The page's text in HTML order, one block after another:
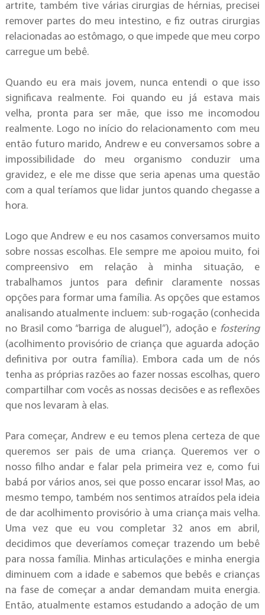
artrite, também tive várias cirurgias de hérnias, precisei
remover partes do meu intestino, e fiz outras cirurgias
relacionadas ao estômago, o que impede que meu corpo
carregue um bebê.
Quando eu era mais jovem, nunca entendi o que isso
significava realmente. Foi quando eu já estava mais
velha, pronta para ser mãe, que isso me incomodou
realmente. Logo no início do relacionamento com meu
então futuro marido, Andrew e eu conversamos sobre a
impossibilidade do meu organismo conduzir uma
gravidez, e ele me disse que seria apenas uma questão
com a qual teríamos que lidar juntos quando chegasse a
hora.
Logo que Andrew e eu nos casamos conversamos muito
sobre nossas escolhas. Ele sempre me apoiou muito, foi
compreensivo em relação à minha situação, e
trabalhamos juntos para definir claramente nossas
opções para formar uma família. As opções que estamos
analisando atualmente incluem: sub-rogação (conhecida
no Brasil como “barriga de aluguel”), adoção e fostering
(acolhimento provisório de criança que aguarda adoção
definitiva por outra família). Embora cada um de nós
tenha as próprias razões ao fazer nossas escolhas, quero
compartilhar com vocês as nossas decisões e as reflexões
que nos levaram à elas.
Para começar, Andrew e eu temos plena certeza de que
queremos ser pais de uma criança. Queremos ver o
nosso filho andar e falar pela primeira vez e, como fui
babá por vários anos, sei que posso encarar isso! Mas, ao
mesmo tempo, também nos sentimos atraídos pela ideia
de dar acolhimento provisório à uma criança mais velha.
Uma vez que eu vou completar 32 anos em abril,
decidimos que deveríamos começar trazendo um bebê
para nossa família. Minhas articulações e minha energia
diminuem com a idade e sabemos que bebês e crianças
na fase de começar a andar demandam muita energia.
Então, atualmente estamos estudando a adoção de um